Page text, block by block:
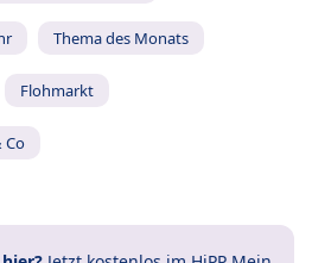
Thema des Monats
Flohmarkt
Co